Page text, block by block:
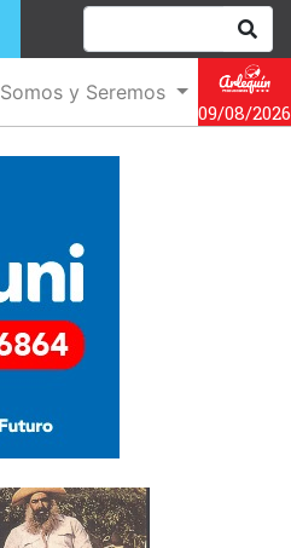
y Seremos
09/08/2026